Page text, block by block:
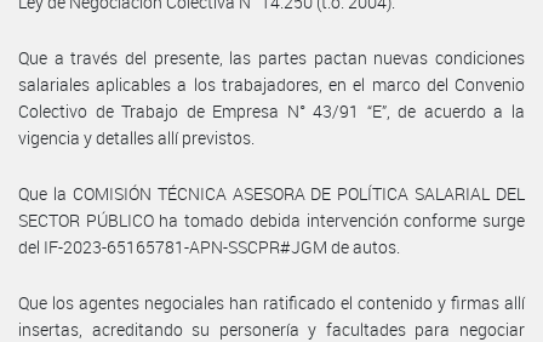
Que a través del presente, las partes pactan nuevas condiciones
salariales aplicables a los trabajadores, en el marco del Convenio
Colectivo de Trabajo de Empresa N° 43/91 “E”, de acuerdo a la
vigencia y detalles allí previstos.
Que la COMISIÓN TÉCNICA ASESORA DE POLÍTICA SALARIAL DEL
SECTOR PÚBLICO ha tomado debida intervención conforme surge
del IF-2023-65165781-APN-SSCPR#JGM de autos.
Que los agentes negociales han ratificado el contenido y firmas allí
insertas, acreditando su personería y facultades para negociar